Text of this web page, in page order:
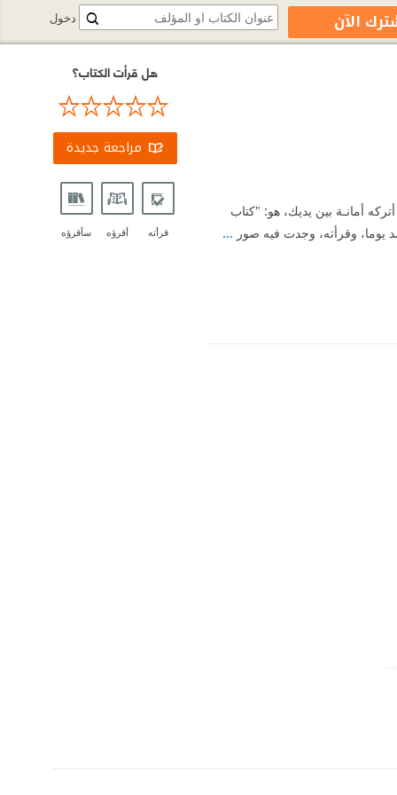
أمانـة بين يديك، هو: "كتاب
يوما، وقرأته، وجدت فيه صور ...
هل قرأت الكتاب؟
مراجعة جديدة
قرأته أقرؤه سأقرؤه
دخول الآن